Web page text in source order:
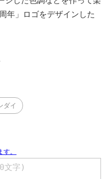
年」ロゴをデザインした
ダイ